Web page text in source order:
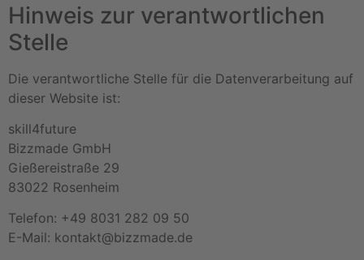
Hinweis zur verantwortlichen
Stelle
Die verantwortliche Stelle für die Datenverarbeitung auf
dieser Website ist:
skill4future
Bizzmade GmbH
Gießereistraße 29
83022 Rosenheim
Telefon: +49 8031 282 09 50
E-Mail: kontakt@bizzmade.de